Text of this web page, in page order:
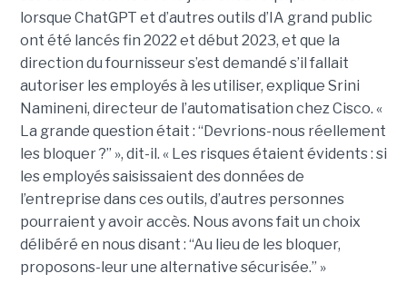
lorsque ChatGPT et d’autres outils d’IA grand public
ont été lancés fin 2022 et début 2023, et que la
direction du fournisseur s’est demandé s’il fallait
autoriser les employés à les utiliser, explique Srini
Namineni, directeur de l’automatisation chez Cisco. «
La grande question était : “Devrions-nous réellement
les bloquer ?” », dit-il. « Les risques étaient évidents : si
les employés saisissaient des données de
l’entreprise dans ces outils, d’autres personnes
pourraient y avoir accès. Nous avons fait un choix
délibéré en nous disant : “Au lieu de les bloquer,
proposons-leur une alternative sécurisée.” »